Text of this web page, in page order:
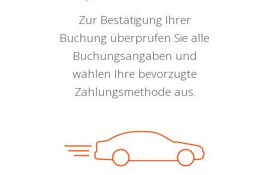
Zur Bestätigung Ihrer
Buchung überprüfen Sie alle
Buchungsangaben und
wählen Ihre bevorzugte
Zahlungsmethode aus.